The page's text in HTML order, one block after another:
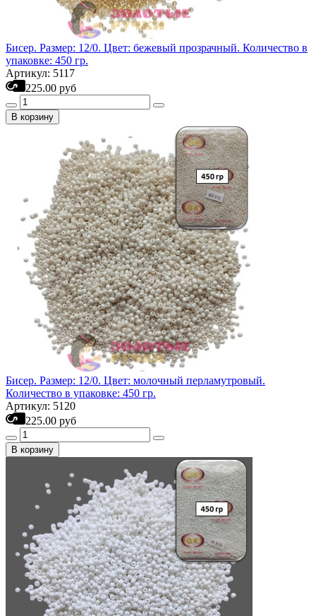
Бисер. Размер: 12/0. Цвет: бежевый прозрачный. Количество в
упаковке: 450 гр.
Артикул: 5117
225.00 руб
В корзину
Бисер. Размер: 12/0. Цвет: молочный перламутровый.
Количество в упаковке: 450 гр.
Артикул: 5120
225.00 руб
В корзину